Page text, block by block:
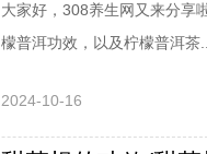
大家好，308养生网又来分享
檬普洱功效，以及柠檬普洱茶
2024-10-16